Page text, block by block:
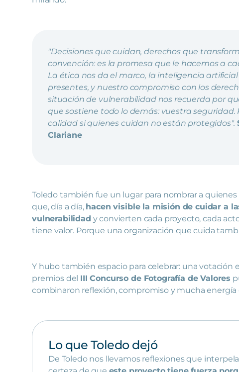
"Decisiones que cuidan, derechos que
convención: es la promesa que le hacemos a
La ética nos da el marco, la inteligencia
presentes, y nuestro compromiso con los
situación de vulnerabilidad nos recuerda por
que sostiene todo lo demás: vuestra
calidad si quienes cuidan no están protegidos".
Clariane
Toledo también fue un lugar para nombrar a
que, día a día, hacen visible la misión de cuidar a
vulnerabilidad y convierten cada proyecto, cada
tiene valor. Porque una organización que cuida
Y hubo también espacio para celebrar: una votación
premios del III Concurso de Fotografía de Valores
combinaron reflexión, compromiso y mucha
Lo que Toledo dejó
De Toledo nos llevamos reflexiones que